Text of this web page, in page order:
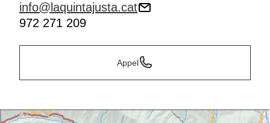
info@laquintajusta.cat
972 271 209
Appel